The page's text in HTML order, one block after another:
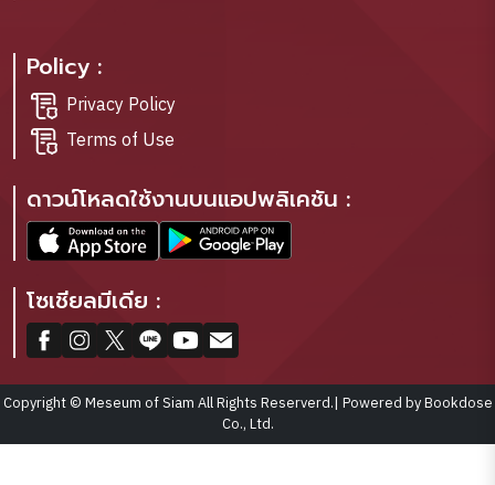
Policy :
Privacy Policy
Terms of Use
ดาวน์โหลดใช้งานบนแอปพลิเคชัน :
โซเชียลมีเดีย :
Copyright © Meseum of Siam All Rights Reserverd.| Powered by Bookdose
Co., Ltd.